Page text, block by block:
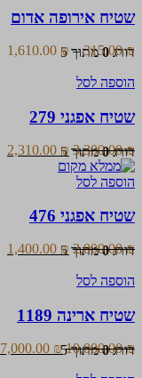
את
בעמוד
אדום
שטיח אירופה אדום
דורג0מתוך 5315.00₪
–
1,610.00 ₪
הוספה לסל
שטיח אפגני 279
דורג0מתוך 5
3,300.00₪
2,310.00 ₪
הוספה לסל
שטיח אפגני 476
דורג0מתוך 5
2,000.00₪
1,400.00 ₪
הוספה לסל
שטיח ארינה 1189
דורג0מתוך 5
10,000.00₪
7,000.00 ₪